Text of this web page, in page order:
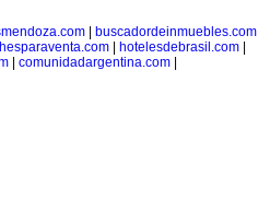
| buscadordeinmuebles.com|
hotelesdebrasil.com
| comunidadargentina.com|